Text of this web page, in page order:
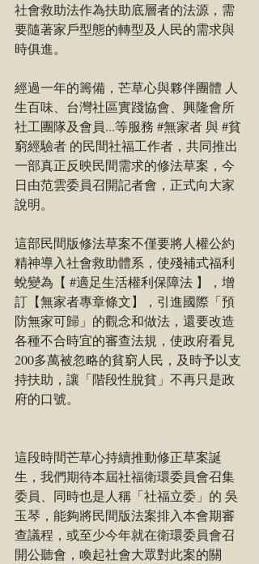
社會救助法作為扶助底層者的法源，需
要隨著家戶型態的轉型及人民的需求與
時俱進。
經過一年的籌備，芒草心與夥伴團體 人
生百味
台灣社區實踐協會
興隆會所
社工團隊及會員...等服務 #無家者 與 #貧
窮經驗者 的民間社福工作者，共同推出
一部真正反映民間需求的修法草案，今
日由范雲委員召開記者會，正式向大家
說明。
這部民間版修法草案不僅要將人權公約
精神導入社會救助體系，使殘補式福利
蛻變為【 #適足生活權利保障法 】，增
訂【無家者專章條文】，引進國際「預
防無家可歸」的觀念和做法，還要改造
各種不合時宜的審查法規，使政府看見
200多萬被忽略的貧窮人民，及時予以支
持扶助，讓「階段性脫貧」不再只是政
府的口號。
這段時間芒草心持續推動修正草案誕
生，我們期待本屆社福衛環委員會召集
委員、同時也是人稱「社福立委」的 吳
玉琴 ，能夠將民間版法案排入本會期審
查議程，或至少今年就在衛環委員會召
開公聽會，喚起社會大眾對此案的關